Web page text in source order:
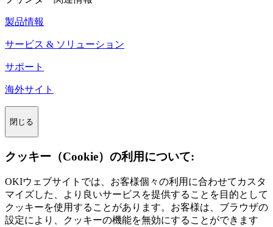
製品情報
サービス & ソリューション
サポート
海外サイト
閉じる
クッキー（Cookie）の利用について:
OKIウェブサイトでは、お客様個々の利用に合わせてカスタ
マイズした、より良いサービスを提供することを目的として
クッキーを使用することがあります。お客様は、ブラウザの
設定により、クッキーの機能を無効にすることができます